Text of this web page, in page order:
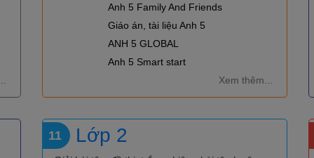
Anh 5 Family And Friends
Giáo án, tài liệu Anh 5
ANH 5 GLOBAL
Anh 5 Smart start
Xem thêm...
11 Lớp 2